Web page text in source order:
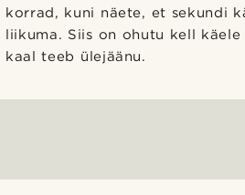
korrad, kuni näete, et sekundi
liikuma. Siis on ohutu kell
kaal teeb ülejäänu.